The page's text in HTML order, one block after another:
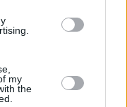
my
the
από τον πάγκο της
ενημέρωσε πως
μαζί του θα